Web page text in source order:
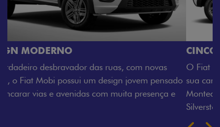
CINCO OPÇÕES DE CORES
O Fiat Mobi tem sempre uma opção de cor que é a
sua cara. Escolha entre o Preto Vulcano, Vermelho
Montecarlo, Branco Banchisa, Prata Bari e Cinza